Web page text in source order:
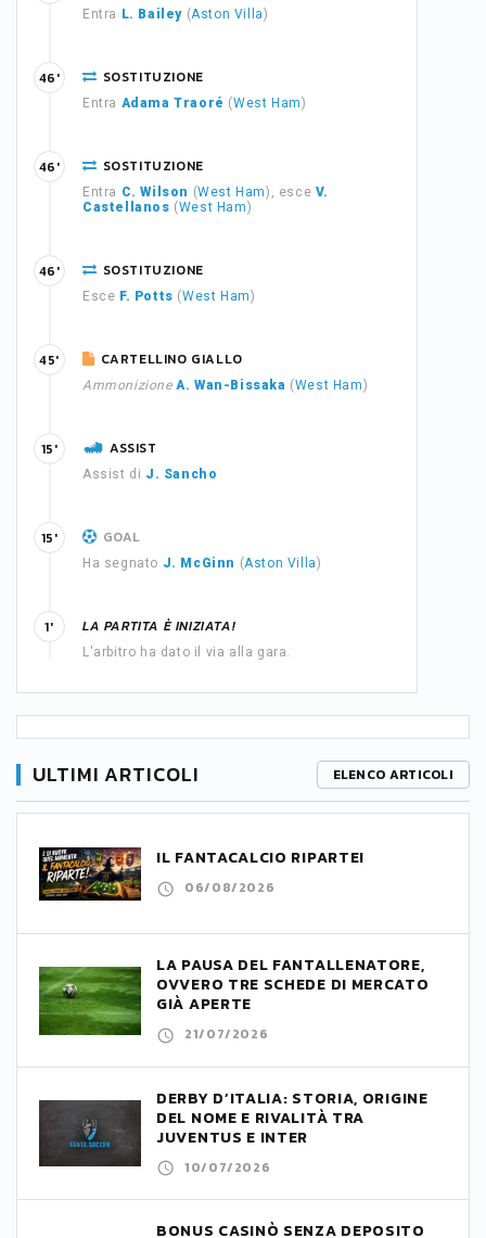
Entra L. Bailey (Aston Villa)
SOSTITUZIONE
Entra Adama Traoré (West Ham)
46'
SOSTITUZIONE
Entra C. Wilson (West Ham), esce V.
Castellanos (West Ham)
46'
SOSTITUZIONE
Esce F. Potts (West Ham)
46'
CARTELLINO GIALLO
Ammonizione A. Wan-Bissaka (West Ham)
45'
ASSIST
Assist di J. Sancho
15'
GOAL
Ha segnato J. McGinn (Aston Villa)
15'
LA PARTITA È INIZIATA!
L'arbitro ha dato il via alla gara.
1'
ULTIMI ARTICOLI ELENCO ARTICOLI
IL FANTACALCIO RIPARTE!
06/08/2026
LA PAUSA DEL FANTALLENATORE,
OVVERO TRE SCHEDE DI MERCATO
GIÀ APERTE
21/07/2026
DERBY D’ITALIA: STORIA, ORIGINE
DEL NOME E RIVALITÀ TRA
JUVENTUS E INTER
10/07/2026
BONUS CASINÒ SENZA DEPOSITO